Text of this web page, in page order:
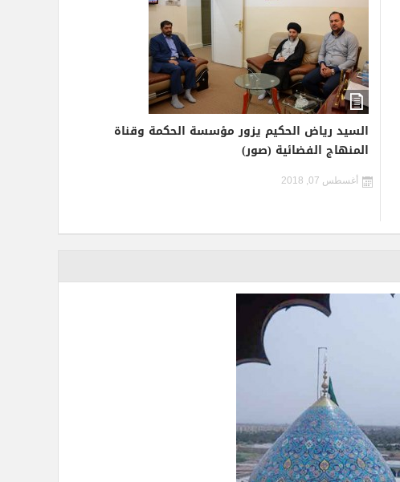
السيد رياض الحكيم يزور مؤسسة الحكمة وقناة
المنهاج الفضائية (صور)
أغسطس 07, 2018